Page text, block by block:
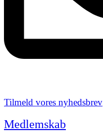
Tilmeld vores nyhedsbrev
Medlemskab